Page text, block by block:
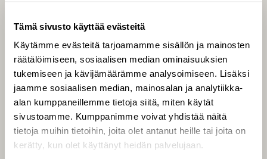
Tämä sivusto käyttää evästeitä
Käytämme evästeitä tarjoamamme sisällön ja mainosten
räätälöimiseen, sosiaalisen median ominaisuuksien
tukemiseen ja kävijämäärämme analysoimiseen. Lisäksi
jaamme sosiaalisen median, mainosalan ja analytiikka-
alan kumppaneillemme tietoja siitä, miten käytät
sivustoamme. Kumppanimme voivat yhdistää näitä
tietoja muihin tietoihin, joita olet antanut heille tai joita on
kerätty, kun olet käyttänyt heidän palvelujaan.
LEHTI
Uusin lehti
Tilaa Suomen Luonto
Tilaa digilukuoikeus
Äänestä parasta juttua
Tilaa uutiskirje